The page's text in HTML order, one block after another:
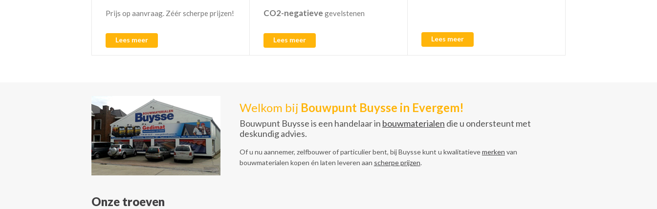
Prijs op aanvraag. Zéér scherpe prijzen!
Lees meer
CO2-negatieve gevelstenen
Lees meer Lees meer
Welkom bij Bouwpunt Buysse in Evergem!
Bouwpunt Buysse is een handelaar in bouwmaterialen die u ondersteunt met
deskundig advies.
Of u nu aannemer, zelfbouwer of particulier bent, bij Buysse kunt u kwalitatievemerken van
bouwmaterialen kopen én laten leveren aan scherpe prijzen.
Onze troeven